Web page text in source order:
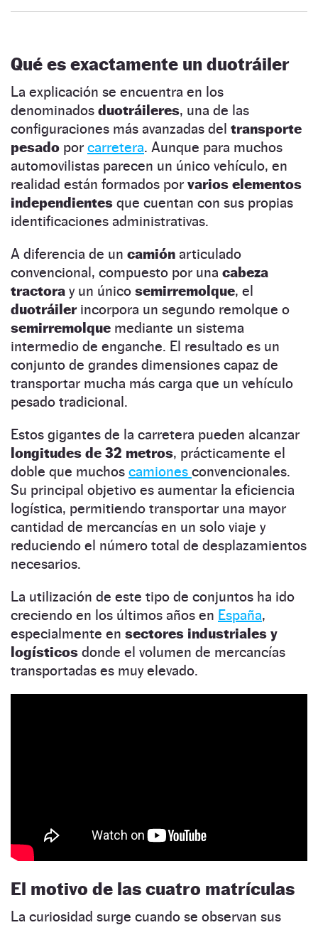
Qué es exactamente un duotráiler
La explicación se encuentra en los
denominados duotráileres, una de las
configuraciones más avanzadas del transporte
pesado por carretera. Aunque para muchos
automovilistas parecen un único vehículo, en
realidad están formados por varios elementos
independientes que cuentan con sus propias
identificaciones administrativas.
A diferencia de un camión articulado
convencional, compuesto por una cabeza
tractora y un único semirremolque, el
duotráiler incorpora un segundo remolque o
semirremolque mediante un sistema
intermedio de enganche. El resultado es un
conjunto de grandes dimensiones capaz de
transportar mucha más carga que un vehículo
pesado tradicional.
Estos gigantes de la carretera pueden alcanzar
longitudes de 32 metros, prácticamente el
doble que muchos camiones convencionales.
Su principal objetivo es aumentar la eficiencia
logística, permitiendo transportar una mayor
cantidad de mercancías en un solo viaje y
reduciendo el número total de desplazamientos
necesarios.
La utilización de este tipo de conjuntos ha ido
creciendo en los últimos años en España,
especialmente en sectores industriales y
logísticos donde el volumen de mercancías
transportadas es muy elevado.
El motivo de las cuatro matrículas
La curiosidad surge cuando se observan sus